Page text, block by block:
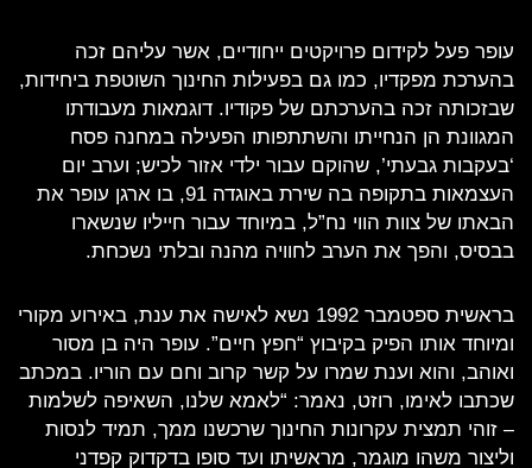
עופר פעל לקידום פרויקטים ייחודיים, אשר עליהם זכה
בהערכת מפקדיו, כמו גם בפעילות החינוך השוטפת ביחידות,
שבזכותה זכה בהערכתם של פקודיו. דוגמאות מעבודתו
המגוונת הן הנחייתו והשתתפותו הפעילה במחנה פסח
‘בעקבות גבעתי’, שהוקם עבור ילדי אזור לכיש; וערב יום
העצמאות בתקופה בה שירת באוגדה 91, בו ארגן עופר את
הבאתו של צוות הווי נח”ל, במיוחד עבור חייליו שנשארו
בבסיס, והפך את הערב לחוויה מהנה ובלתי נשכחת.
בראשית ספטמבר 1992 נשא לאישה את ענת, באירוע מקורי
ומיוחד אותו הפיק בקיבוץ “חפץ חיים”. עופר היה בן מסור
ואוהב, והוא וענת שמרו על קשר קרוב וחם עם הוריו. במכתב
שכתבו לאימו, רוזט, נאמר: “לאמא שלנו, השאיפה לשלמות
– זוהי תמצית עקרונות החינוך שרכשנו ממך, תמיד לנסות
וליצור משהו מוגמר, מראשיתו ועד סופו בדקדוק קפדני